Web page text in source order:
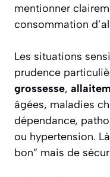
mentionner
consommation
Les situations
prudence
grossesse,
âgées, maladies
dépendance,
ou hypertension.
bon” mais de